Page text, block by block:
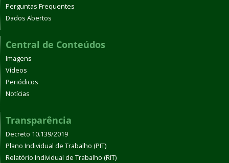
Perguntas Frequentes
Dados Abertos
Central de Conteúdos
Imagens
Vídeos
Periódicos
Notícias
Transparência
Decreto 10.139/2019
Plano Individual de Trabalho (PIT)
Relatório Individual de Trabalho (RIT)